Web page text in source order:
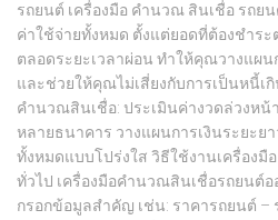
รถยนต์ เครื่องมือ คํานวณ สินเชื่อ รถย
ค่าใช้จ่ายทั้งหมด ตั้งแต่ยอดที่ต้องชำระ
ตลอดระยะเวลาผ่อน ทำให้คุณวางแผน
และช่วยให้คุณไม่เสี่ยงกับการเป็นหนี้เ
คำนวณสินเชื่อ: ประเมินค่างวดล่วงหน้
หลายธนาคาร วางแผนการเงินระยะย
ทั้งหมดแบบโปร่งใส วิธีใช้งานเครื่อง
ทั่วไป เครื่องมือคำนวณสินเชื่อรถยนต์
กรอกข้อมูลสำคัญ เช่น: ราคารถยนต์ –